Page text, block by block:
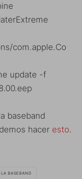
com.apple.Co
update -f
baseband
hacer esto.
LA BASEBAND